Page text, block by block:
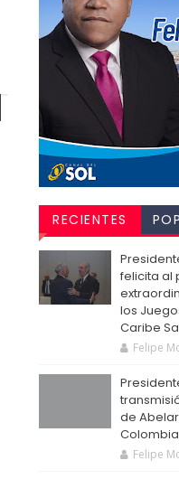
RECIENTES
felicita al
los
Caribe
Felipe
de
Colombia
Felipe